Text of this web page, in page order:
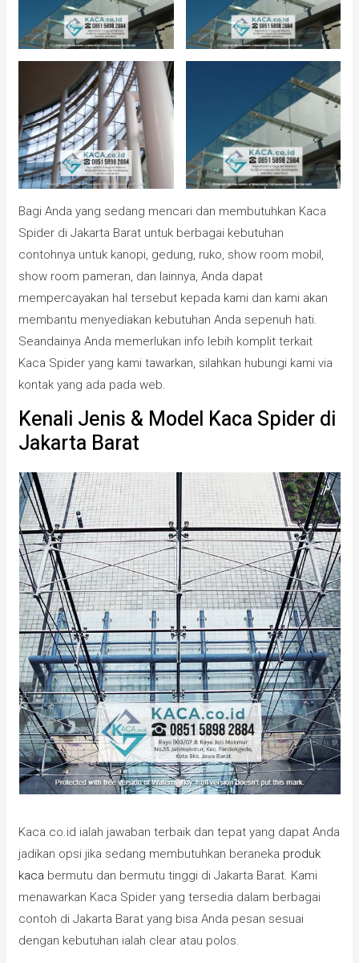
Bagi Anda yang sedang mencari dan membutuhkan Kaca
Spider di Jakarta Barat untuk berbagai kebutuhan
contohnya untuk kanopi, gedung, ruko, show room mobil,
show room pameran, dan lainnya, Anda dapat
mempercayakan hal tersebut kepada kami dan kami akan
membantu menyediakan kebutuhan Anda sepenuh hati.
Seandainya Anda memerlukan info lebih komplit terkait
Kaca Spider yang kami tawarkan, silahkan hubungi kami via
kontak yang ada pada web.
Kenali Jenis & Model Kaca Spider di
Jakarta Barat
Kaca.co.id ialah jawaban terbaik dan tepat yang dapat Anda
jadikan opsi jika sedang membutuhkan beraneka produk
kaca bermutu dan bermutu tinggi di Jakarta Barat. Kami
menawarkan Kaca Spider yang tersedia dalam berbagai
contoh di Jakarta Barat yang bisa Anda pesan sesuai
dengan kebutuhan ialah clear atau polos.